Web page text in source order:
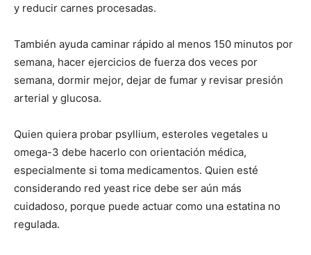
y reducir carnes procesadas.
También ayuda caminar rápido al menos 150 minutos por
semana, hacer ejercicios de fuerza dos veces por
semana, dormir mejor, dejar de fumar y revisar presión
arterial y glucosa.
Quien quiera probar psyllium, esteroles vegetales u
omega-3 debe hacerlo con orientación médica,
especialmente si toma medicamentos. Quien esté
considerando red yeast rice debe ser aún más
cuidadoso, porque puede actuar como una estatina no
regulada.